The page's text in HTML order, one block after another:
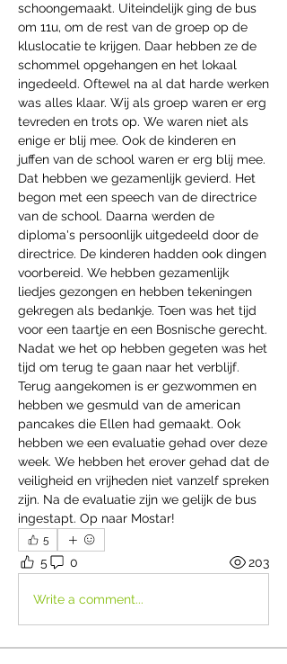
schoongemaakt. Uiteindelijk ging de bus
om 11u, om de rest van de groep op de
kluslocatie te krijgen. Daar hebben ze de
schommel opgehangen en het lokaal
ingedeeld. Oftewel na al dat harde werken
was alles klaar. Wij als groep waren er erg
tevreden en trots op. We waren niet als
enige er blij mee. Ook de kinderen en
juffen van de school waren er erg blij mee.
Dat hebben we gezamenlijk gevierd. Het
begon met een speech van de directrice
van de school. Daarna werden de
diploma's persoonlijk uitgedeeld door de
directrice. De kinderen hadden ook dingen
voorbereid. We hebben gezamenlijk
liedjes gezongen en hebben tekeningen
gekregen als bedankje. Toen was het tijd
voor een taartje en een Bosnische gerecht.
Nadat we het op hebben gegeten was het
tijd om terug te gaan naar het verblijf.
Terug aangekomen is er gezwommen en
hebben we gesmuld van de american
pancakes die Ellen had gemaakt. Ook
hebben we een evaluatie gehad over deze
week. We hebben het erover gehad dat de
veiligheid en vrijheden niet vanzelf spreken
zijn. Na de evaluatie zijn we gelijk de bus
ingestapt. Op naar Mostar!
5
5 0 203
Write a comment...